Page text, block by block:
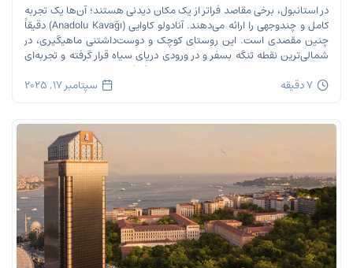
در استانبول، برخی مقاصد فراتر از یک مکان دیدنی هستند؛ آن‌ها یک تجربه
کامل و چندوجهی را ارائه می‌دهند. آنادولو کاوایی (Anadolu Kavağı) دقیقاً
چنین مقصدی است. این روستای کوچک و دوست‌داشتنی ماهیگیری، در
شمالی‌ترین نقطه تنگه بسفر و در ورودی دریای سیاه قرار گرفته و تجربه‌ای
بی‌نظیر از تاریخ، طبیعت و طعم‌های اصیل را […]
7 دقیقه سپتامبر 17, 2025